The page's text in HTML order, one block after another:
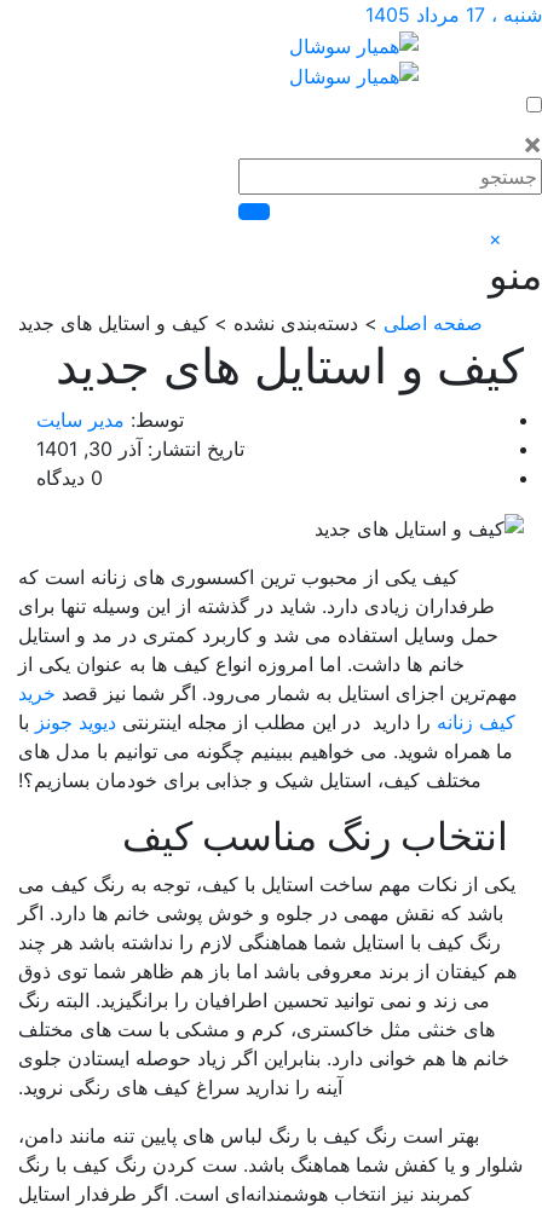
1405
صفحه اصلی> دسته‌بندی نشده > کیف و استایل های جدید
و استایل های جدید
توسط:مدیر سایت
تاریخ انتشار: آذر 30, 1401
کیف یکی از محبوب ترین اکسسوری های زنانه است که
طرفداران زیادی دارد. شاید در گذشته از این وسیله تنها برای
حمل وسایل استفاده می شد و کاربرد کمتری در مد و استایل
خانم ها داشت. اما امروزه انواع کیف ها به عنوان یکی از
اجزای استایل به شمار می‌رود. اگر شما نیز قصدخرید
زنانه را دارید در این مطلب از مجله اینترنتی دیوید جونز با
همراه شوید. می خواهیم ببینیم چگونه می توانیم با مدل های
مختلف کیف، استایل شیک و جذابی برای خودمان بسازیم؟!
رنگ مناسب کیف
از نکات مهم ساخت استایل با کیف، توجه به رنگ کیف می
باشد که نقش مهمی در جلوه و خوش پوشی خانم ها دارد. اگر
رنگ کیف با استایل شما هماهنگی لازم را نداشته باشد هر چند
کیفتان از برند معروفی باشد اما باز هم ظاهر شما توی ذوق
می زند و نمی توانید تحسین اطرافیان را برانگیزید. البته رنگ
های خنثی مثل خاکستری، کرم و مشکی با ست های مختلف
ها هم خوانی دارد. بنابراین اگر زیاد حوصله ایستادن جلوی
آینه را ندارید سراغ کیف های رنگی نروید.
بهتر است رنگ کیف با رنگ لباس های پایین تنه مانند دامن،
و یا کفش شما هماهنگ باشد. ست کردن رنگ کیف با رنگ
کمربند نیز انتخاب هوشمندانه‌ای است. اگر طرفدار استایل